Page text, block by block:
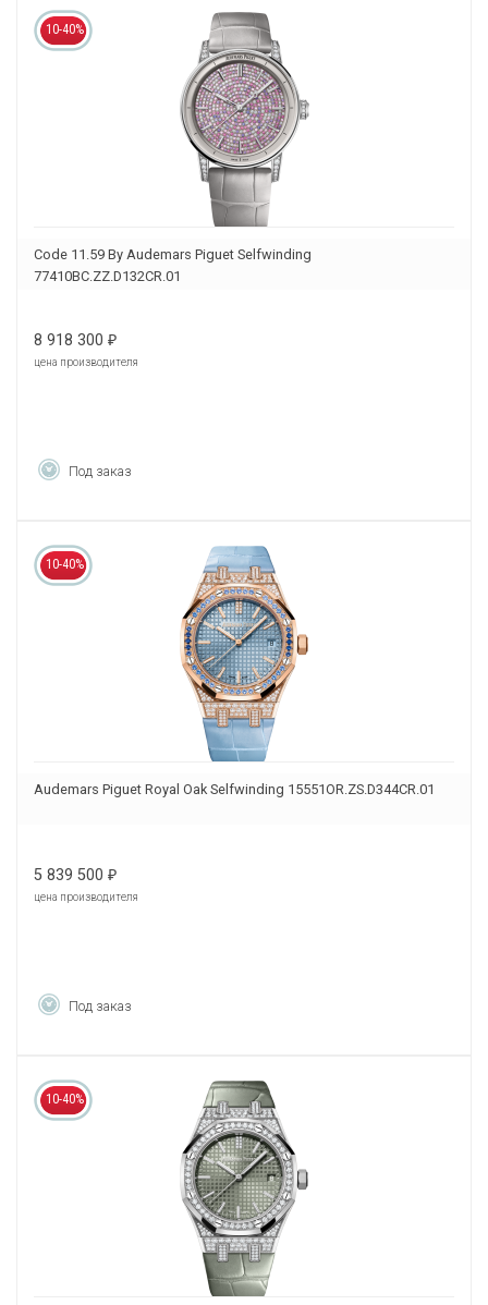
10-40%
Code 11.59 By Audemars Piguet Selfwinding
77410BC.ZZ.D132CR.01
8 918 300 ₽
цена производителя
Под заказ
10-40%
Audemars Piguet Royal Oak Selfwinding 15551OR.ZS.D344CR.01
5 839 500 ₽
цена производителя
Под заказ
10-40%